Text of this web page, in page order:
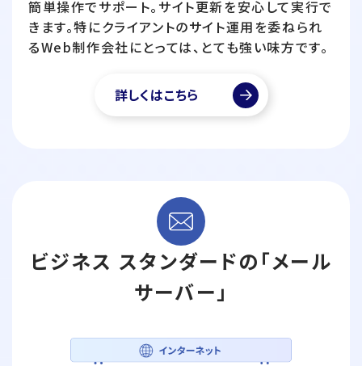
簡単操作でサポート。サイト更新を安心して実行で
きます。特にクライアントのサイト運用を委ねられ
るWeb制作会社にとっては、とても強い味方です。
詳しくはこちら
ビジネス スタンダードの「メール
サーバー」